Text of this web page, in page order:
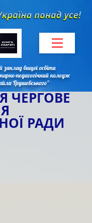
вищої освіти
педагогічний коледж
Грушевського"
ЧЕРГОВЕ
РАДИ